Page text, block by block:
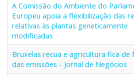
A Comissão do Ambiente do
Europeu apoia a flexibilização das
relativas às plantas geneticamente
modificadas
Bruxelas recua e agricultura fica de
das emissões - Jornal de Negócios